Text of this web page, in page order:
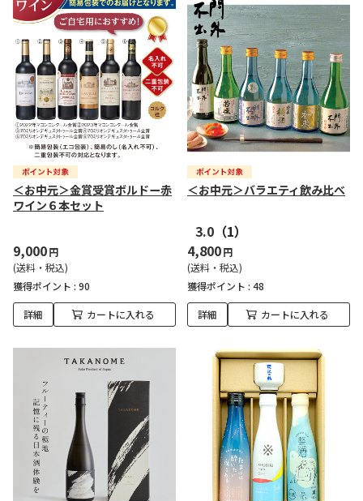
＜お中元＞金賞受賞ボルドー赤
ワイン６本セット
9,000円
(送料・税込)
獲得ポイント : 90
詳細 カートに入れる
＜お中元＞バラエティ飲み比べ
3.0 （1）
4,800円
(送料・税込)
獲得ポイント : 48
詳細 カートに入れる